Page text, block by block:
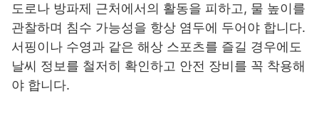
도로나 방파제 근처에서의 활동을 피하고, 물 높이를
관찰하며 침수 가능성을 항상 염두에 두어야 합니다.
서핑이나 수영과 같은 해상 스포츠를 즐길 경우에도
날씨 정보를 철저히 확인하고 안전 장비를 꼭 착용해
야 합니다.